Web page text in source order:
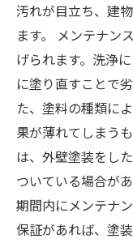
汚れが目立ち、建
ます。 メンテナン
げられます。洗浄
に塗り直すことで
た、塗料の種類に
果が薄れてしまう
は、外壁塗装をし
ついている場合が
期間内にメンテナ
保証があれば、塗